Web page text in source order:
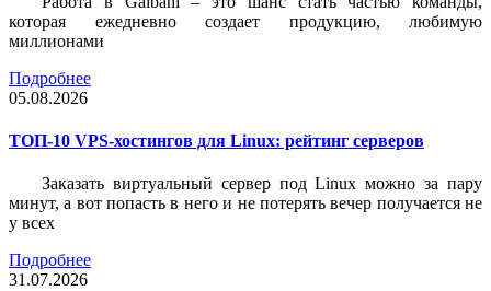
которая ежедневно создает продукцию, любимую
миллионами
Подробнее
05.08.2026
ТОП-10 VPS-хостингов для Linux: рейтинг серверов
Заказать виртуальный сервер под Linux можно за пару
минут, а вот попасть в него и не потерять вечер получается не
у всех
Подробнее
31.07.2026